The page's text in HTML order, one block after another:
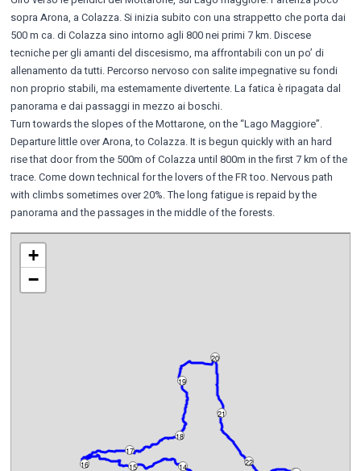
sopra Arona, a Colazza. Si inizia subito con una strappetto che porta dai
500 m ca. di Colazza sino intorno agli 800 nei primi 7 km. Discese
tecniche per gli amanti del discesismo, ma affrontabili con un po’ di
allenamento da tutti. Percorso nervoso con salite impegnative su fondi
non proprio stabili, ma estemamente divertente. La fatica è ripagata dal
panorama e dai passaggi in mezzo ai boschi.
Turn towards the slopes of the Mottarone, on the “Lago Maggiore”.
Departure little over Arona, to Colazza. It is begun quickly with an hard
rise that door from the 500m of Colazza until 800m in the first 7 km of the
trace. Come down technical for the lovers of the FR too. Nervous path
with climbs sometimes over 20%. The long fatigue is repaid by the
panorama and the passages in the middle of the forests.
16
20
14
18
22
15
17
19
21
+
−